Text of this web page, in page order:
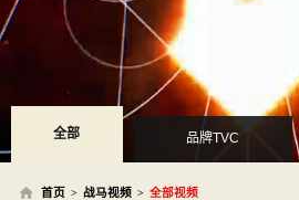
全部 品牌TVC
首页 > 战马视频 > 全部视频